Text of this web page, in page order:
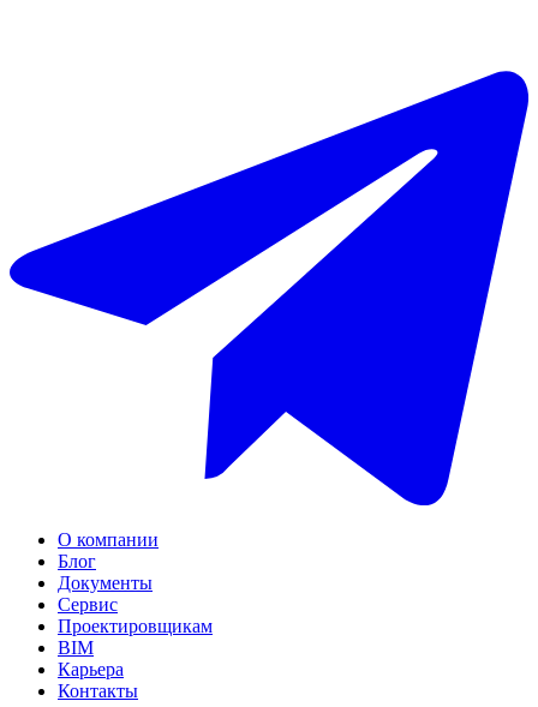
О компании
Блог
Документы
Сервис
Проектировщикам
BIM
Карьера
Контакты